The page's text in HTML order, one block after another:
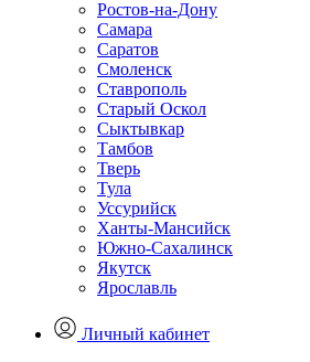
Ростов-на-Дону
Самара
Саратов
Смоленск
Ставрополь
Старый Оскол
Сыктывкар
Тамбов
Тверь
Тула
Уссурийск
Ханты-Мансийск
Южно-Сахалинск
Якутск
Ярославль
Личный кабинет